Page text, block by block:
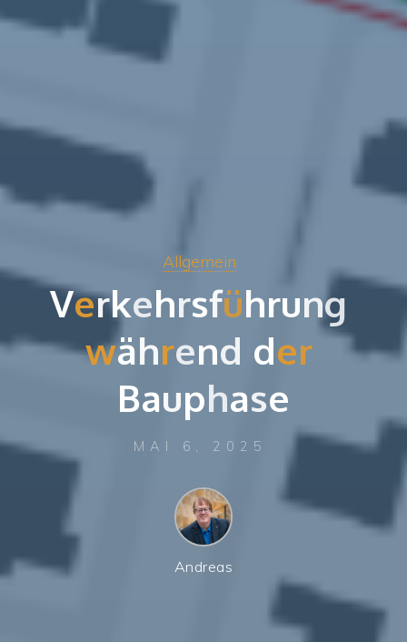
Allgemein
Verkehrsführung
während der
Bauphase
MAI 6, 2025
Andreas